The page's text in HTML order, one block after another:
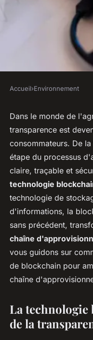
Comment
technologies
pour
alimentaire
ouida •18 juillet 2024•6
Accueil›Environnement
Dans le monde de
transparence est
consommateurs. De
étape du processus
claire, traçable et
technologie
technologie de
d'informations, la
sans précédent,
chaîne
vous guidons sur
de blockchain pour
chaîne
La
de la